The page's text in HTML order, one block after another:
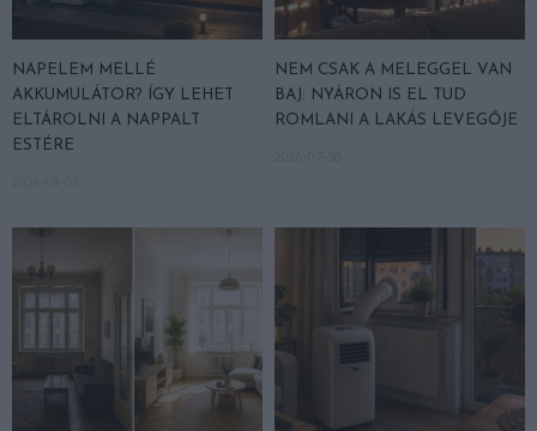
NAPELEM MELLÉ
AKKUMULÁTOR? ÍGY LEHET
ELTÁROLNI A NAPPALT
ESTÉRE
NEM CSAK A MELEGGEL VAN
BAJ: NYÁRON IS EL TUD
ROMLANI A LAKÁS LEVEGŐJE